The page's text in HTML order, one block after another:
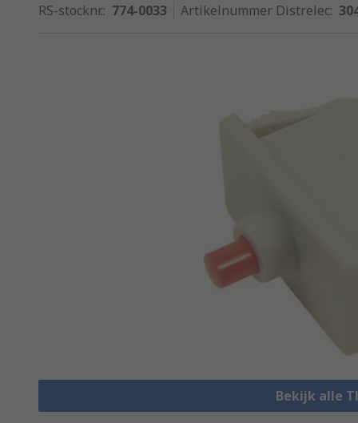
RS-stocknr.: 774-0033 Artikelnummer Distrelec:
Bekijk alle